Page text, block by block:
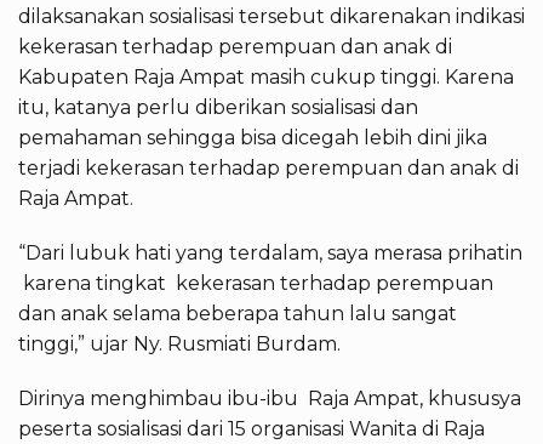
dilaksanakan sosialisasi tersebut dikarenakan indikasi
kekerasan terhadap perempuan dan anak di
Kabupaten Raja Ampat masih cukup tinggi. Karena
itu, katanya perlu diberikan sosialisasi dan
pemahaman sehingga bisa dicegah lebih dini jika
terjadi kekerasan terhadap perempuan dan anak di
Raja Ampat.
“Dari lubuk hati yang terdalam, saya merasa prihatin
karena tingkat kekerasan terhadap perempuan
dan anak selama beberapa tahun lalu sangat
tinggi,” ujar Ny. Rusmiati Burdam.
Dirinya menghimbau ibu-ibu Raja Ampat, khususya
peserta sosialisasi dari 15 organisasi Wanita di Raja